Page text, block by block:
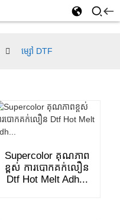
ម្សៅ DTF
Supercolor គុណភាព
ខ្ពស់ ការបោកគក់លឿន
Dtf Hot Melt Adh...